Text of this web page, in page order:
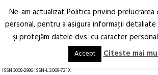
Arhitectură.
Oraș.
ISSN 3008-2986 ISSN-L 2069-721X
Ne-am actualizat Politica privind
personal, pentru a asigura informaţii
şi protejăm datele dvs. cu caracter
Accept Citeste mai